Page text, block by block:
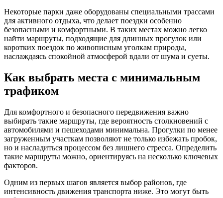
Некоторые парки даже оборудованы специальными трассами
для активного отдыха, что делает поездки особенно
безопасными и комфортными. В таких местах можно легко
найти маршруты, подходящие для длинных прогулок или
коротких поездок по живописным уголкам природы,
наслаждаясь спокойной атмосферой вдали от шума и суеты.
Как выбрать места с минимальным
трафиком
Для комфортного и безопасного передвижения важно
выбирать такие маршруты, где вероятность столкновений с
автомобилями и пешеходами минимальна. Прогулки по менее
загруженным участкам позволяют не только избежать пробок,
но и насладиться процессом без лишнего стресса. Определить
такие маршруты можно, ориентируясь на несколько ключевых
факторов.
Одним из первых шагов является выбор районов, где
интенсивность движения транспорта ниже. Это могут быть